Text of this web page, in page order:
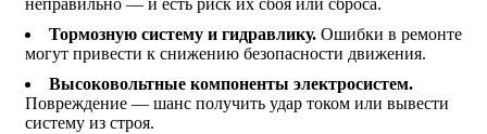
неправильно — и есть риск их сбоя или сброса.
Тормозную систему и гидравлику. Ошибки в ремонте
могут привести к снижению безопасности движения.
Высоковольтные компоненты электросистем.
Повреждение — шанс получить удар током или вывести
систему из строя.